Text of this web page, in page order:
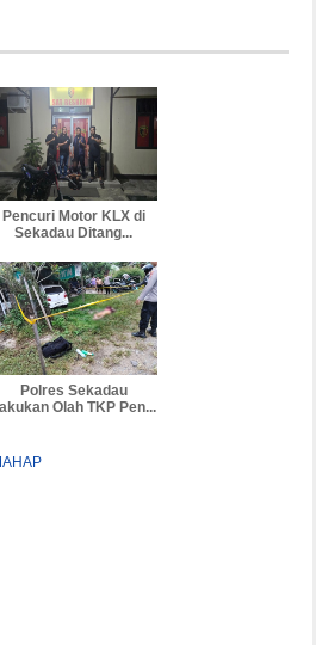
Pencuri Motor KLX di
Sekadau Ditang...
Polres Sekadau
Olah TKP Pen...